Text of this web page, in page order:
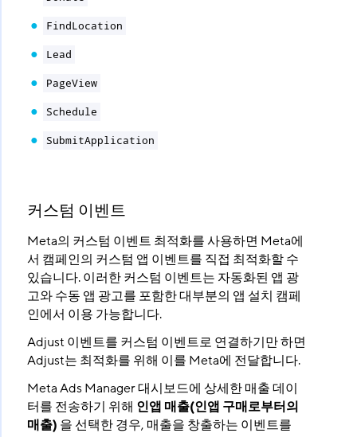
FindLocation
Lead
PageView
Schedule
SubmitApplication
커스텀 이벤트
Meta의 커스텀 이벤트 최적화를 사용하면 Meta에
서 캠페인의 커스텀 앱 이벤트를 직접 최적화할 수
있습니다. 이러한 커스텀 이벤트는 자동화된 앱 광
고와 수동 앱 광고를 포함한 대부분의 앱 설치 캠페
인에서 이용 가능합니다.
Adjust 이벤트를 커스텀 이벤트로 연결하기만 하면
Adjust는 최적화를 위해 이를 Meta에 전달합니다.
Meta Ads Manager 대시보드에 상세한 매출 데이
터를 전송하기 위해 인앱 매출(인앱 구매로부터의
매출) 을 선택한 경우, 매출을 창출하는 이벤트를